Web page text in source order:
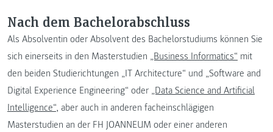
Nach dem Bachelorabschluss
Als Absolventin oder Absolvent des Bachelorstudiums können Sie
sich einerseits in den Masterstudien „Business Informatics“ mit
den beiden Studierichtungen „IT Architecture“ und „Software and
Digital Experience Engineering“ oder „Data Science and Artificial
Intelligence“, aber auch in anderen facheinschlägigen
Masterstudien an der FH JOANNEUM oder einer anderen